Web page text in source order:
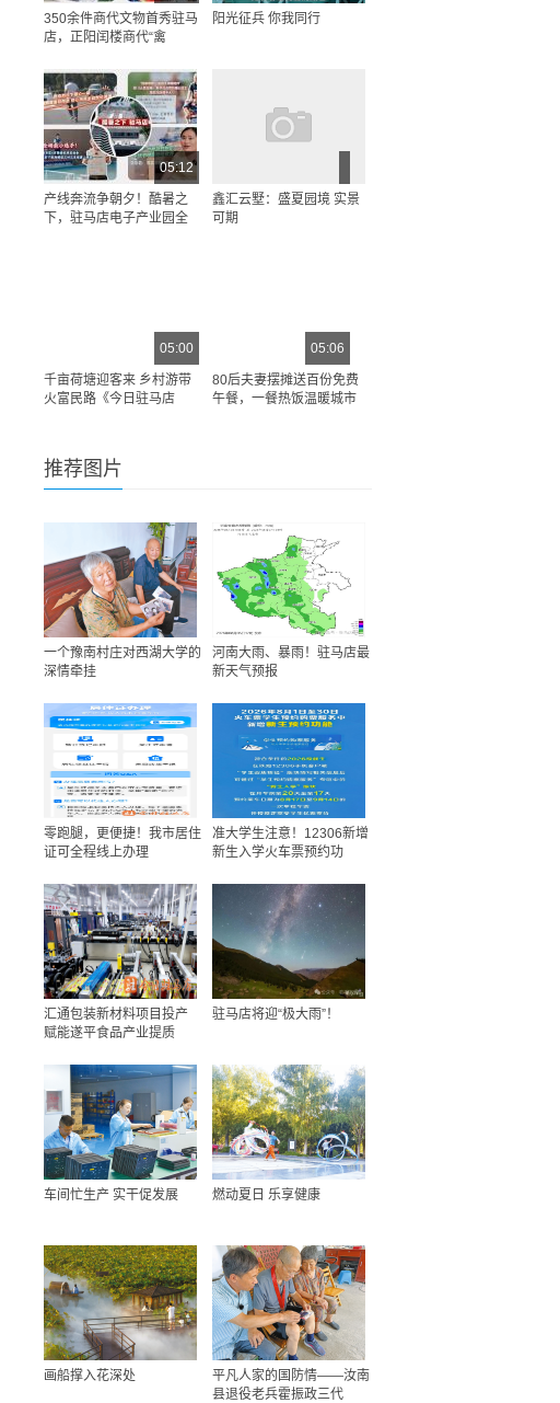
350余件商代文物首秀驻马
店，正阳闰楼商代“禽
阳光征兵 你我同行
05:12
产线奔流争朝夕！酷暑之
下，驻马店电子产业园全
鑫汇云墅：盛夏园境 实景
可期
05:00
千亩荷塘迎客来 乡村游带
火富民路《今日驻马店
05:06
80后夫妻摆摊送百份免费
午餐，一餐热饭温暖城市
推荐图片
一个豫南村庄对西湖大学的
深情牵挂
河南大雨、暴雨！驻马店最
新天气预报
零跑腿，更便捷！我市居住
证可全程线上办理
准大学生注意！12306新增
新生入学火车票预约功
汇通包装新材料项目投产
赋能遂平食品产业提质
驻马店将迎“极大雨”！
车间忙生产 实干促发展 燃动夏日 乐享健康
画船撑入花深处
平凡人家的国防情——汝南
县退役老兵霍振政三代